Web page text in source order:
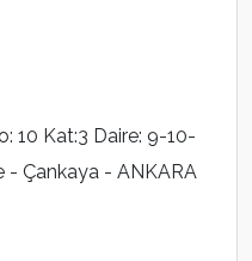
10 Kat:3 Daire: 9-10-
- Çankaya - ANKARA